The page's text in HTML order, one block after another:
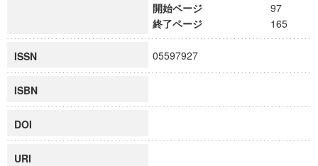
開始ページ
97
終了ページ
165
ISSN 05597927
ISBN
DOI
URI